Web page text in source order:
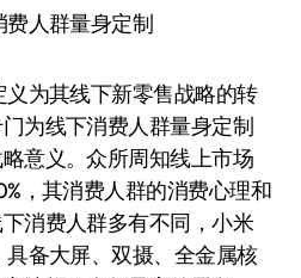
费人群量身定制
为其线下新零售战略的转
为线下消费人群量身定制
意义。众所周知线上市场
，其消费人群的消费心理和
消费人群多有不同，小米
备大屏、双摄、全金属核